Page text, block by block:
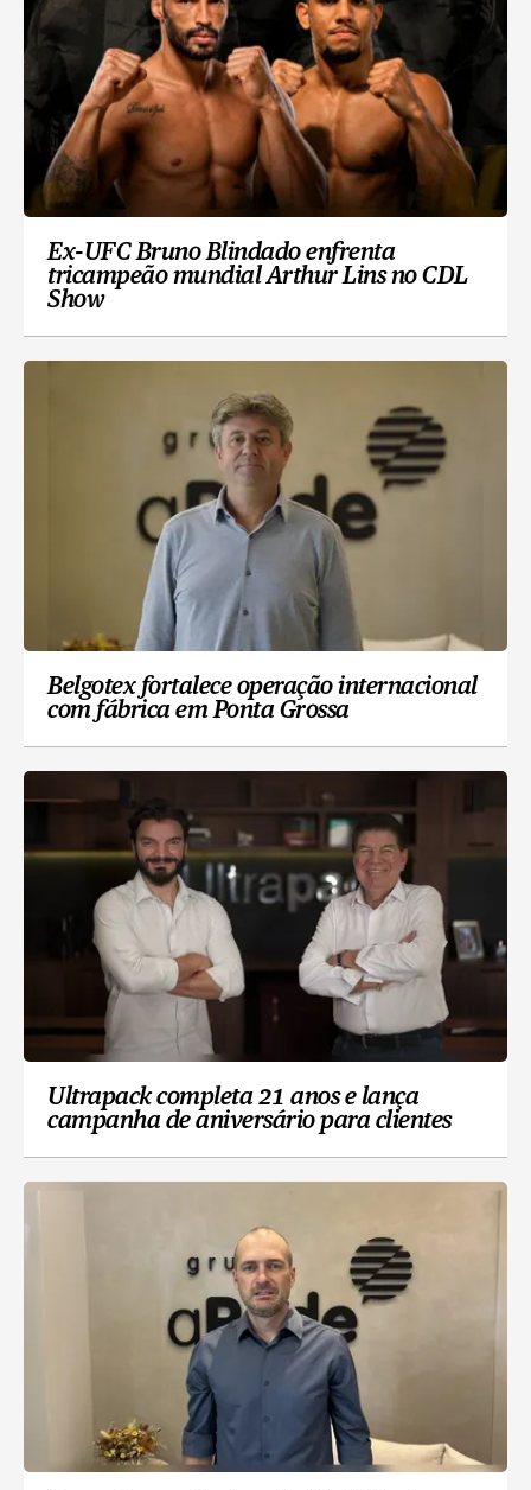
Ex-UFC Bruno Blindado enfrenta
tricampeão mundial Arthur Lins no CDL
Show
Belgotex fortalece operação internacional
com fábrica em Ponta Grossa
Ultrapack completa 21 anos e lança
campanha de aniversário para clientes